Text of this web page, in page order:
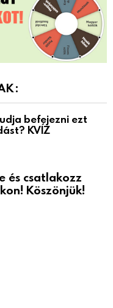
befejezni ezt
KVÍZ
és csatlakozz
Köszönjük!